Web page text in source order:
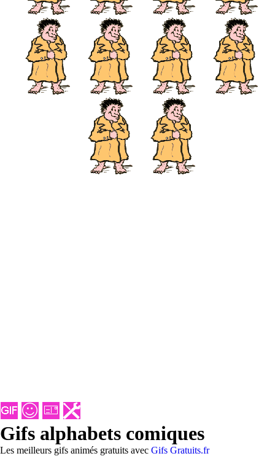
Gifs alphabets comiques
Les meilleurs gifs animés gratuits avec Gifs Gratuits.fr